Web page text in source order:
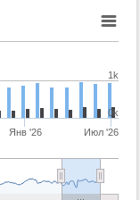
Янв '26 Июл '26
0k
1k